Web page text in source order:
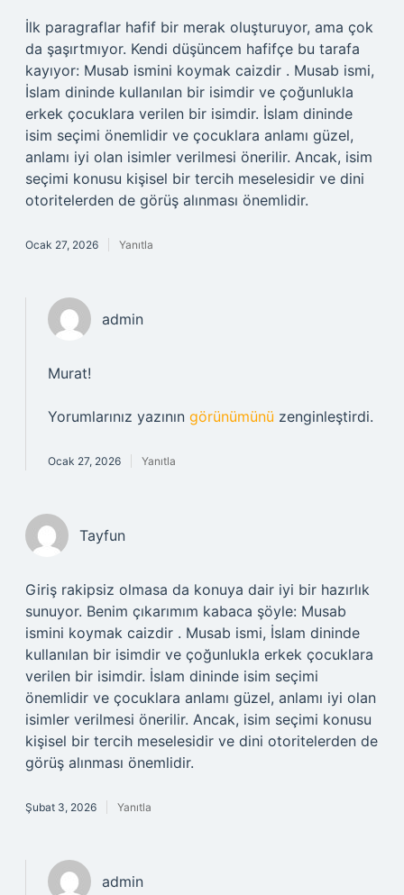
İlk paragraflar hafif bir merak oluşturuyor, ama çok
da şaşırtmıyor. Kendi düşüncem hafifçe bu tarafa
kayıyor: Musab ismini koymak caizdir . Musab ismi,
İslam dininde kullanılan bir isimdir ve çoğunlukla
erkek çocuklara verilen bir isimdir. İslam dininde
isim seçimi önemlidir ve çocuklara anlamı güzel,
anlamı iyi olan isimler verilmesi önerilir. Ancak, isim
seçimi konusu kişisel bir tercih meselesidir ve dini
otoritelerden de görüş alınması önemlidir.
Ocak 27, 2026 Yanıtla
admin
Murat!
Yorumlarınız yazının görünümünü zenginleştirdi.
Ocak 27, 2026 Yanıtla
Tayfun
Giriş rakipsiz olmasa da konuya dair iyi bir hazırlık
sunuyor. Benim çıkarımım kabaca şöyle: Musab
ismini koymak caizdir . Musab ismi, İslam dininde
kullanılan bir isimdir ve çoğunlukla erkek çocuklara
verilen bir isimdir. İslam dininde isim seçimi
önemlidir ve çocuklara anlamı güzel, anlamı iyi olan
isimler verilmesi önerilir. Ancak, isim seçimi konusu
kişisel bir tercih meselesidir ve dini otoritelerden de
görüş alınması önemlidir.
Şubat 3, 2026 Yanıtla
admin